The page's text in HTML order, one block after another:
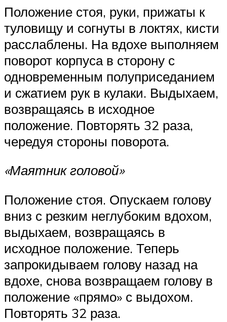
Положение стоя, руки, прижаты к
туловищу и согнуты в локтях, кисти
расслаблены. На вдохе выполняем
поворот корпуса в сторону с
одновременным полуприседанием
и сжатием рук в кулаки. Выдыхаем,
возвращаясь в исходное
положение. Повторять 32 раза,
чередуя стороны поворота.
«Маятник головой»
Положение стоя. Опускаем голову
вниз с резким неглубоким вдохом,
выдыхаем, возвращаясь в
исходное положение. Теперь
запрокидываем голову назад на
вдохе, снова возвращаем голову в
положение «прямо» с выдохом.
Повторять 32 раза.